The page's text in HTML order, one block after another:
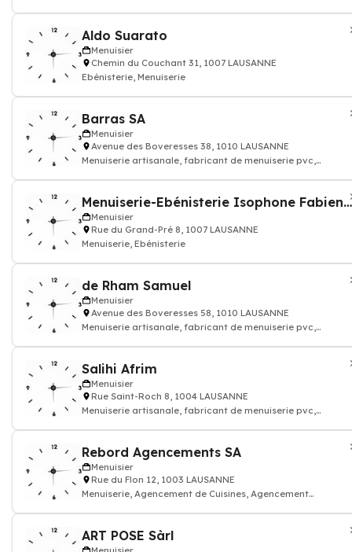
Aldo Suarato
Menuisier
Chemin du Couchant 31, 1007 LAUSANNE
Ebénisterie, Menuiserie
Barras SA
Menuisier
Avenue des Boveresses 38, 1010 LAUSANNE
Menuiserie artisanale, fabricant de menuiserie pvc,
Menuiserie-Ebénisterie Isophone Fabien Panchaud
Menuisier
Rue du Grand-Pré 8, 1007 LAUSANNE
Menuiserie, Ebénisterie
de Rham Samuel
Menuisier
Avenue des Boveresses 58, 1010 LAUSANNE
Menuiserie artisanale, fabricant de menuiserie pvc,
Salihi Afrim
Menuisier
Rue Saint-Roch 8, 1004 LAUSANNE
Menuiserie artisanale, fabricant de menuiserie pvc,
Rebord Agencements SA
Menuisier
Rue du Flon 12, 1003 LAUSANNE
Menuiserie, Agencement de Cuisines, Agencement
ART POSE Sàrl